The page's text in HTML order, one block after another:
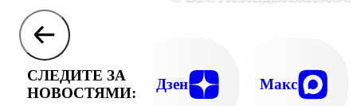
СЛЕДИТЕ ЗА
НОВОСТЯМИ:
Дзен Макс